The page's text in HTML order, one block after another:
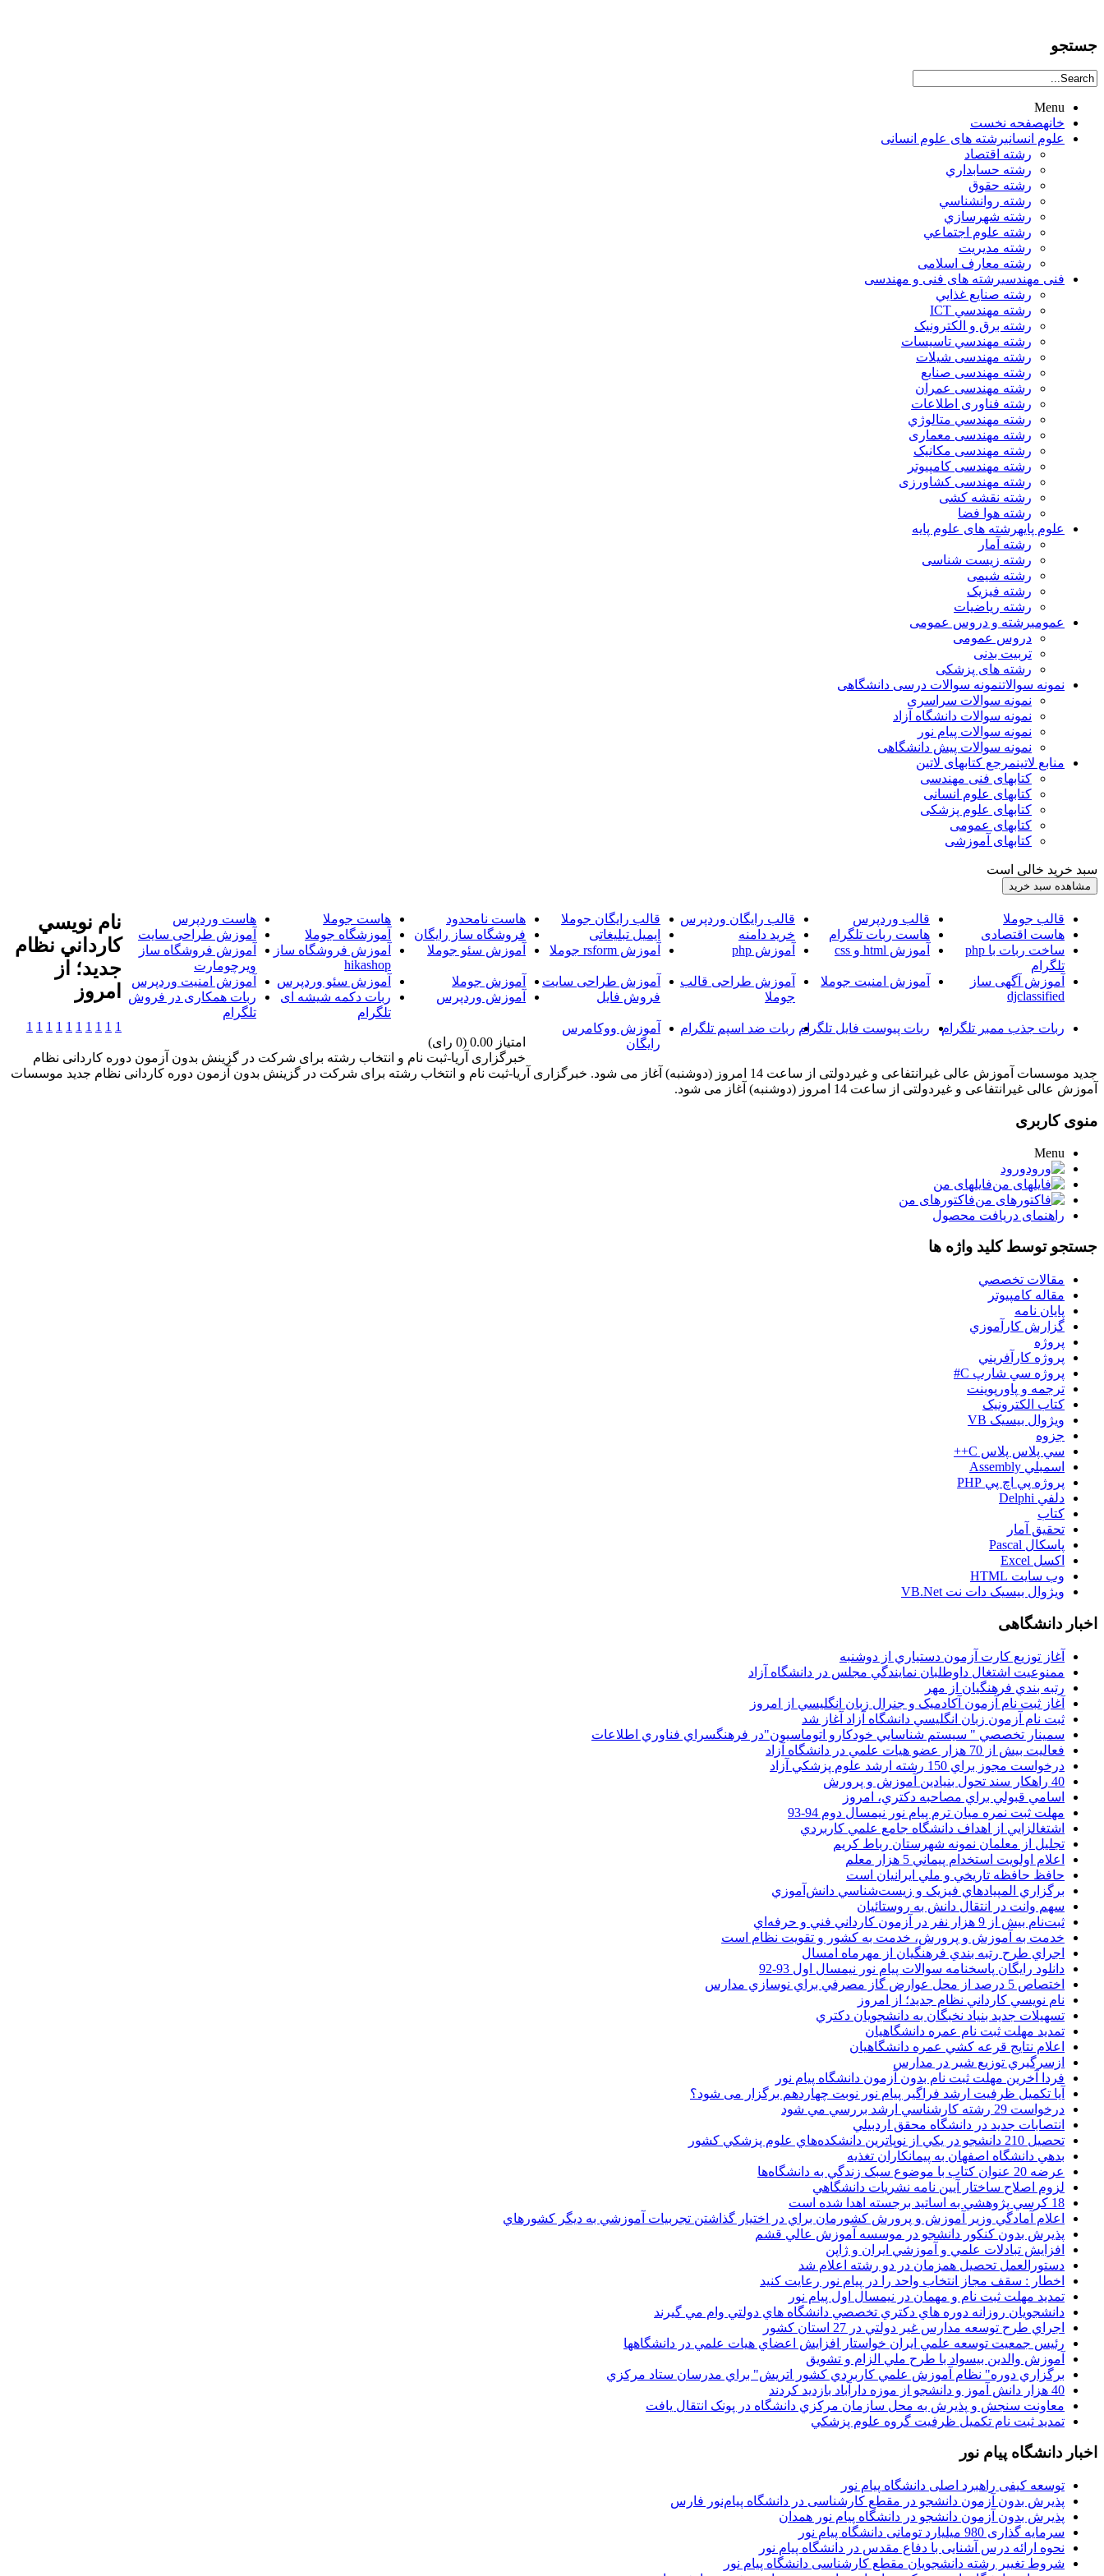
جستجو
Menu
خانهصفحه نخست
علوم انسانيرشته های علوم انسانی
رشته اقتصاد
رشته حسابداري
رشته حقوق
رشته روانشناسي
رشته شهرسازي
رشته علوم اجتماعي
رشته مديريت
رشته معارف اسلامی
فنی مهندسیرشته های فنی و مهندسی
رشته صنايع غذايي
رشته مهندسي ICT
رشته برق و الکترونيک
رشته مهندسي تاسيسات
رشته مهندسی شیلات
رشته مهندسی صنایع
رشته مهندسی عمران
رشته فناوری اطلاعات
رشته مهندسي متالوژي
رشته مهندسی معماری
رشته مهندسی مکانیک
رشته مهندسی کامپیوتر
رشته مهندسی کشاورزی
رشته نقشه کشی
رشته هوا فضا
علوم پایهرشته های علوم پایه
رشته آمار
رشته زیست شناسی
رشته شیمی
رشته فیزیک
رشته ریاضیات
عمومیرشته و دروس عمومی
دروس عمومی
تربیت بدنی
رشته های پزشکی
نمونه سوالاتنمونه سوالات درسی دانشگاهی
نمونه سوالات سراسری
نمونه سوالات دانشگاه آزاد
نمونه سوالات پیام نور
نمونه سوالات پیش دانشگاهی
منابع لاتینمرجع کتابهای لاتین
کتابهای فنی مهندسی
کتابهای علوم انسانی
کتابهای علوم پزشکی
کتابهای عمومی
کتابهای آموزشی
سبد خرید خالی است
قالب جوملا قالب وردپرس قالب رایگان وردپرس قالب رایگان جوملا هاست نامحدود هاست جوملا
هاست وردپرس
هاست اقتصادی
هاست ربات تلگرام خرید دامنه ایمیل تبلیغاتی فروشگاه ساز رایگان آموزشگاه جوملا
آموزش طراحی سایت
ساخت ربات با php
تلگرام
آموزش html و css آموزش php آموزش rsform جوملا آموزش سئو جوملا
آموزش فروشگاه ساز
hikashop
آموزش فروشگاه ساز
ویرچومارت
آموزش آگهی ساز
djclassified
آموزش امنیت جوملا
آموزش طراحی قالب
جوملا
آموزش طراحی سایت
فروش فایل
آموزش جوملا آموزش سئو وردپرس
آموزش امنیت وردپرس
آموزش وردپرس
ربات دکمه شیشه ای
تلگرام
ربات همکاری در فروش
تلگرام
ربات جذب ممبر تلگرام
ربات پیوست فایل تلگرام ربات ضد اسپم تلگرام
آموزش ووکامرس
رایگان
نام نويسي
کارداني نظام
جديد؛ از
امروز
1
1
1
1
1
1
1
1
1
1
امتیاز 0.00 (0 رای)
خبرگزاری آریا-ثبت نام و انتخاب رشته برای شرکت در گزینش بدون آزمون دوره کاردانی نظام
جدید موسسات آموزش عالی غیرانتفاعی و غیردولتی از ساعت 14 امروز (دوشنبه) آغاز می شود. خبرگزاری آریا-ثبت نام و انتخاب رشته برای شرکت در گزینش بدون آزمون دوره کاردانی نظام جدید موسسات
آموزش عالی غیرانتفاعی و غیردولتی از ساعت 14 امروز (دوشنبه) آغاز می شود.
منوی کاربری
Menu
ورود
فایلهای من
فاکتورهای من
راهنمای دریافت محصول
جستجو توسط کلید واژه ها
مقالات تخصصي
مقاله کامپیوتر
پایان نامه
گزارش کارآموزي
پروژه
پروژه کارآفريني
پروژه سي شارپ C#
ترجمه و پاورپوينت
کتاب الکترونيک
ويژوال بيسيک VB
جزوه
سي پلاس پلاس C++
اسمبلي Assembly
پروژه پي اچ پي PHP
دلفي Delphi
کتاب
تحقيق آمار
پاسکال Pascal
اکسل Excel
وب سايت HTML
ويژوال بيسيک دات نت VB.Net
اخبار دانشگاهی
آغاز توزيع کارت آزمون دستياري از دوشنبه
ممنوعيت اشتغال داوطلبان نمايندگي مجلس در دانشگاه آزاد
رتبه بندي فرهنگيان از مهر
آغاز ثبت نام آزمون آکادميک و جنرال زبان انگليسي از امروز
ثبت نام آزمون زبان انگليسي دانشگاه آزاد آغاز شد
سمينار تخصصي " سيستم شناسايي خودکارو اتوماسيون"در فرهنگسراي فناوري اطلاعات
فعاليت بيش از 70 هزار عضو هيات علمي در دانشگاه آزاد
درخواست مجوز براي 150 رشته ارشد علوم پزشکي آزاد
40 راهکار سند تحول بنيادين آموزش و پرورش
اسامي قبولي براي مصاحبه دکتري، امروز
مهلت ثبت نمره میان ترم پیام نور نیمسال دوم 94-93
اشتغالزايي از اهداف دانشگاه جامع علمي کاربردي
تجليل از معلمان نمونه شهرستان رباط کريم
اعلام اولويت استخدام پيماني 5 هزار معلم
حافظ حافظه تاريخي و ملي ايرانيان است
برگزاري المپيادهاي فيزيک و زيست‌شناسي دانش‌آموزي
سهم وانت در انتقال دانش به روستائيان
ثبت‌نام بيش از 9 هزار نفر در آزمون کارداني فني و حرفه‌اي
خدمت به آموزش و پرورش، خدمت به کشور و تقويت نظام است
اجراي طرح رتبه بندي فرهنگيان از مهرماه امسال
دانلود رایگان پاسخنامه سوالات پیام نور نیمسال اول 93-92
اختصاص 5 درصد از محل عوارض گاز مصرفي براي نوسازي مدارس
نام نويسي کارداني نظام جديد؛ از امروز
تسهيلات جديد بنياد نخبگان به دانشجويان دکتري
تمديد مهلت ثبت نام عمره دانشگاهيان
اعلام نتايج قرعه کشي عمره دانشگاهيان
ازسرگيري توزيع شير در مدارس
فردا آخرین مهلت ثبت نام بدون آزمون دانشگاه پیام نور
آیا تکمیل ظرفیت ارشد فراگیر پیام نور نوبت چهاردهم برگزار می شود؟
درخواست 29 رشته کارشناسي ارشد بررسي مي شود
انتصابات جديد در دانشگاه محقق اردبيلي
تحصيل 210 دانشجو در يکي از نوپاترين دانشکده‌هاي علوم پزشکي کشور
بدهي دانشگاه اصفهان به پيمانکاران تغذيه
عرضه 20 عنوان کتاب با موضوع سبک زندگي به دانشگاه‌ها
لزوم اصلاح ساختار آيين نامه نشريات دانشگاهي
18 کرسي پژوهشي به اساتيد برجسته اهدا شده است
اعلام آمادگي وزير آموزش و پرورش کشورمان براي در اختيار گذاشتن تجربيات آموزشي به ديگر کشورهاي
پذيرش بدون کنکور دانشجو در موسسه آموزش عالي قشم
افزايش تبادلات علمي و آموزشي ايران و ژاپن
دستورالعمل تحصیل همزمان در دو رشته اعلام شد
اخطار : سقف مجاز انتخاب واحد را در پیام نور رعایت کنید
تمدید مهلت ثبت نام و مهمان در نیمسال اول پیام نور
دانشجويان روزانه دوره هاي دكتري تخصصي دانشگاه هاي دولتي وام مي گيرند
اجراي طرح توسعه مدارس غير دولتي در 27 استان کشور
رئيس جمعيت توسعه علمي ايران خواستار افزايش اعضاي هيات علمي در دانشگاهها
آموزش والدين بيسواد با طرح ملي الزام و تشويق
برگزاري دوره" نظام آموزش علمي كاربردي كشور اتريش" براي مدرسان ستاد مرکزي
40 هزار دانش آموز و دانشجو از موزه دارآباد بازديد کردند
معاونت سنجش و پذيرش به محل سازمان مرکزي دانشگاه در پونک انتقال يافت
تمديد ثبت نام تکميل ظرفيت گروه علوم پزشکي
اخبار دانشگاه پیام نور
توسعه کیفی راهبرد اصلی دانشگاه پیام نور
پذیرش بدون آزمون دانشجو در مقطع کارشناسی در دانشگاه پیام‌نور فارس
پذیرش بدون آزمون دانشجو در دانشگاه پیام نور همدان
سرمایه گذاری 980 میلیارد تومانی دانشگاه پیام نور
نحوه ارائه درس آشنایی با دفاع مقدس در دانشگاه پیام نور
شروط تغییر رشته دانشجویان مقطع کارشناسی دانشگاه پیام نور